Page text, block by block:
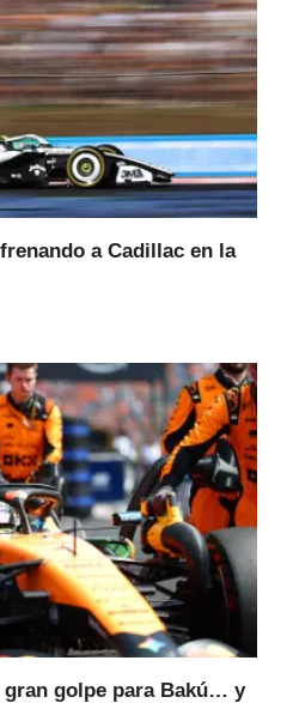
a Cadillac en la
gran golpe para Bakú… y